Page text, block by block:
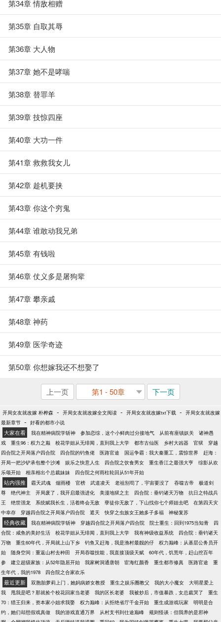
第34章 情敌相赠
第35章 自取其辱
第36章 大人物
第37章 她不是哮喘
第38章 替罪羊
第39章 技惊四座
第40章 大功一件
第41章 救救我女儿
第42章 趁机要挟
第43章 你这个穷鬼
第44章 谁敢动我兄弟
第45章 有钱啦
第46章 仗义多是屠狗辈
第47章 攀亲戚
第48章 神药
第49章 医学奇迹
第50章 你想嫁我还不想娶了
上一页 第1 - 50章 下一页
开局女友就改嫁 朴桦森 - 开局女友就改嫁全文阅读 - 开局女友就改嫁txt下载 - 开局女友就改嫁
最新章节 - 好看的都市小说
大家在看 我在精神病院学斩神 参加恋综，这个小鲜肉过分接地气 从前有座镇妖关
诸神愚
戏
重生96：权力之巅 校花学姐从无绯闻，直到我上大学 都市古仙医 乡村大凶器 官狱
穿越
四合院之开局落户四合院
四合院的钓鱼佬 医路官途 国运争霸：我大秦重工，震惊世界
赶海：
开局一把沙铲承包整个沙滩
娱乐之快意人生 四合院之饮食男女 重生香江之最强大亨
综影从欢
乐颂开始
相亲相出个总裁妹妹 四合院之何雨柱轮回从51年开始
站内强推 霸天武魂 烟雨楼 官榜 武道凌天 老祖别苟了，宇宙要没了 吞噬古帝
极道剑
尊
绝代神主 开局废了，我开启最强进化 美漫地狱之主 四合院：垂钓诸天万物
抗日之特战兵
王
绝世强龙 系统赋我长生，活着终会无敌 孽徒你无敌了，下山找你七个师姐去吧
在第四天灾
中幸存
穿越四合院之开局落户四合院 遮天 快穿之虫族女王她多子多福 神秘复苏
经典收藏 我在精神病院学斩神 穿越四合院之开局落户四合院 院士重生：回到1975当知青
四
合院：咸鱼的美好生活
校花学姐从无绯闻，直到我上大学 我有神级收益系统
四合院：垂钓诸天
万物
重生60年代，开局就上山下乡 钓鱼又赶海，我是渔村最靓的仔
权力巅峰：从基层公务员开
始
随身空间：重返山村去种田 开局吞噬技能，我直接顶级天赋
60年代，饥荒年，赶山挖百年
参
建立超级家族：从52年隐居开始 我家树洞通唐朝 宦海红颜香 重生都市修真 医路官途
重
生年代，我的1978
四合院之合家欢乐
最近更新 双胞胎萝莉上门，她妈病娇女教授 重生之娱乐圈教父 我的大小魔女
大明星爱上
我
甩我是吧？那就捡个校花回家当老婆 我的区长老婆 我被炒后，市值暴跌，女总裁哭了
重生
70：猎王归来，资本家小姐求我娶
权力巅峰：从拒绝省厅千金开始 重生成游戏玩家
明明是合
约，她们却想假戏真做
我的游戏直通万界 从村支书到仕途巅峰
规则怪谈：但我养的是邪神